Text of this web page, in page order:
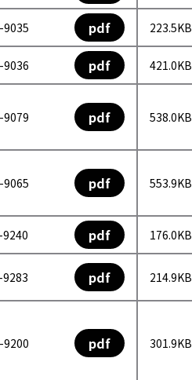
9035 pdf 223.5KB
9036 pdf 421.0KB
9079 pdf 538.0KB
9065 pdf 553.9KB
9240 pdf 176.0KB
9283 pdf 214.9KB
9200 pdf 301.9KB